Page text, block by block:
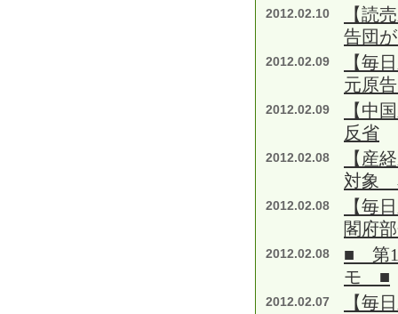
2012.02.10
【読
告団
2012.02.09
【毎
元原
2012.02.09
【中
反省
2012.02.08
【産
対象
2012.02.08
【毎
閣府
2012.02.08
■ 第
モ ■
2012.02.07
【毎